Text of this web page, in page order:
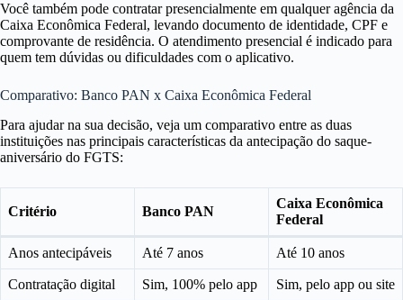
Você também pode contratar presencialmente em qualquer agência da
Caixa Econômica Federal, levando documento de identidade, CPF e
comprovante de residência. O atendimento presencial é indicado para
quem tem dúvidas ou dificuldades com o aplicativo.
Comparativo: Banco PAN x Caixa Econômica Federal
Para ajudar na sua decisão, veja um comparativo entre as duas
instituições nas principais características da antecipação do saque-
aniversário do FGTS:
Critério Banco PAN
Caixa Econômica
Federal
Anos antecipáveis Até 7 anos Até 10 anos
Contratação digital Sim, 100% pelo app Sim, pelo app ou site